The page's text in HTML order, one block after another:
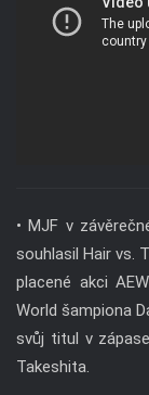
• MJF v
souhlasil Hair vs.
placené akci
World šampiona
svůj titul v
Takeshita.